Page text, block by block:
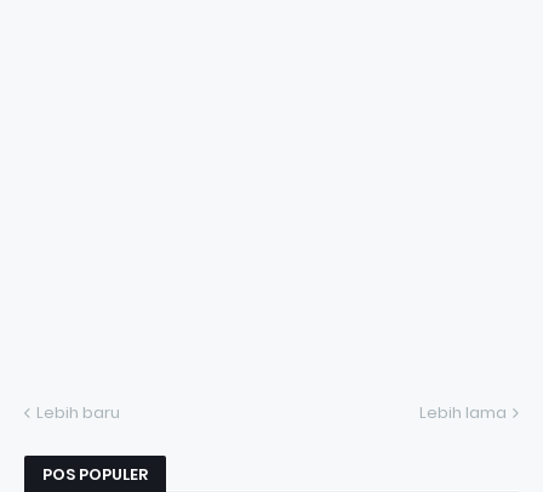
Lebih baru Lebih lama
POS POPULER